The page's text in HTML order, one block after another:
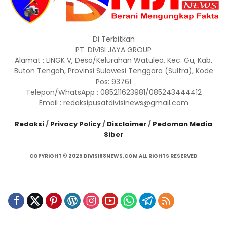
Di Terbitkan
PT. DIVISI JAYA GROUP
Alamat : LINGK V, Desa/Kelurahan Watulea, Kec. Gu, Kab.
Buton Tengah, Provinsi Sulawesi Tenggara (Sultra), Kode
Pos: 93761
Telepon/WhatsApp : 085211623981/085243444412
Email : redaksipusatdivisinews@gmail.com
Redaksi/ Privacy Policy/ Disclaimer/ Pedoman Media
Siber
COPYRIGHT © 2025 DIVISI88NEWS.COM ALL RIGHTS RESERVED